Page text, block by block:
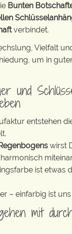
Bunten
verbindet.
Vielfalt
um in
und
entstehen
wirst
ist etwas
– einfarbig ist
mit